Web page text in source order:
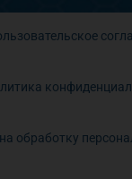
обработку